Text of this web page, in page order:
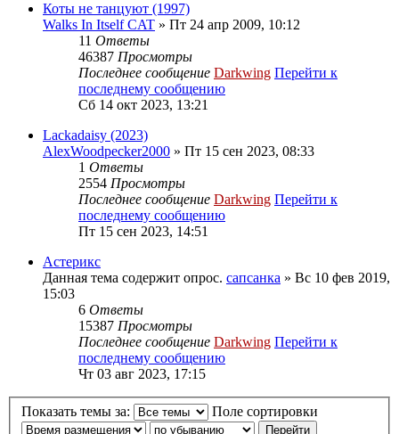
Коты не танцуют (1997)
Walks In Itself CAT » Пт 24 апр 2009, 10:12
11 Ответы
46387 Просмотры
Последнее сообщение Darkwing Перейти к
последнему сообщению
Сб 14 окт 2023, 13:21
Lackadaisy (2023)
AlexWoodpecker2000 » Пт 15 сен 2023, 08:33
1 Ответы
2554 Просмотры
Последнее сообщение Darkwing Перейти к
последнему сообщению
Пт 15 сен 2023, 14:51
Астерикс
Данная тема содержит опрос. сапсанка » Вс 10 фев 2019,
15:03
6 Ответы
15387 Просмотры
Последнее сообщение Darkwing Перейти к
последнему сообщению
Чт 03 авг 2023, 17:15
Показать темы за: Поле сортировки